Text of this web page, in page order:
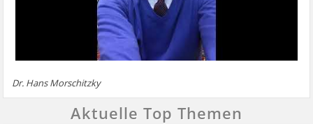
Dr. Hans Morschitzky
Aktuelle Top Themen